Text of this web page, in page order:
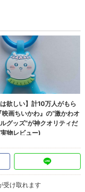
受け取れます